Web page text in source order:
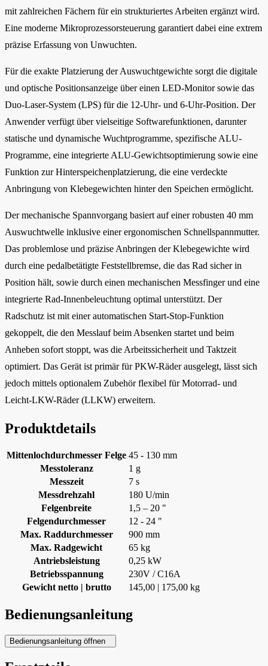
mit zahlreichen Fächern für ein strukturiertes Arbeiten ergänzt wird.
Eine moderne Mikroprozessorsteuerung garantiert dabei eine extrem
präzise Erfassung von Unwuchten.
Für die exakte Platzierung der Auswuchtgewichte sorgt die digitale
und optische Positionsanzeige über einen LED-Monitor sowie das
Duo-Laser-System (LPS) für die 12-Uhr- und 6-Uhr-Position. Der
Anwender verfügt über vielseitige Softwarefunktionen, darunter
statische und dynamische Wuchtprogramme, spezifische ALU-
Programme, eine integrierte ALU-Gewichtsoptimierung sowie eine
Funktion zur Hinterspeichenplatzierung, die eine verdeckte
Anbringung von Klebegewichten hinter den Speichen ermöglicht.
Der mechanische Spannvorgang basiert auf einer robusten 40 mm
Auswuchtwelle inklusive einer ergonomischen Schnellspannmutter.
Das problemlose und präzise Anbringen der Klebegewichte wird
durch eine pedalbetätigte Feststellbremse, die das Rad sicher in
Position hält, sowie durch einen mechanischen Messfinger und eine
integrierte Rad-Innenbeleuchtung optimal unterstützt. Der
Radschutz ist mit einer automatischen Start-Stop-Funktion
gekoppelt, die den Messlauf beim Absenken startet und beim
Anheben sofort stoppt, was die Arbeitssicherheit und Taktzeit
optimiert. Das Gerät ist primär für PKW-Räder ausgelegt, lässt sich
jedoch mittels optionalem Zubehör flexibel für Motorrad- und
Leicht-LKW-Räder (LLKW) erweitern.
Produktdetails
Mittenlochdurchmesser Felge 45 - 130 mm
Messtoleranz
1 g
Messzeit
7 s
Messdrehzahl
180 U/min
Felgenbreite
1,5 – 20 "
Felgendurchmesser
12 - 24 "
Max. Raddurchmesser
900 mm
Max. Radgewicht
65 kg
Antriebsleistung
0,25 kW
Betriebsspannung
230V / C16A
Gewicht netto | brutto
145,00 | 175,00 kg
Bedienungsanleitung
Bedienungsanleitung öffnen